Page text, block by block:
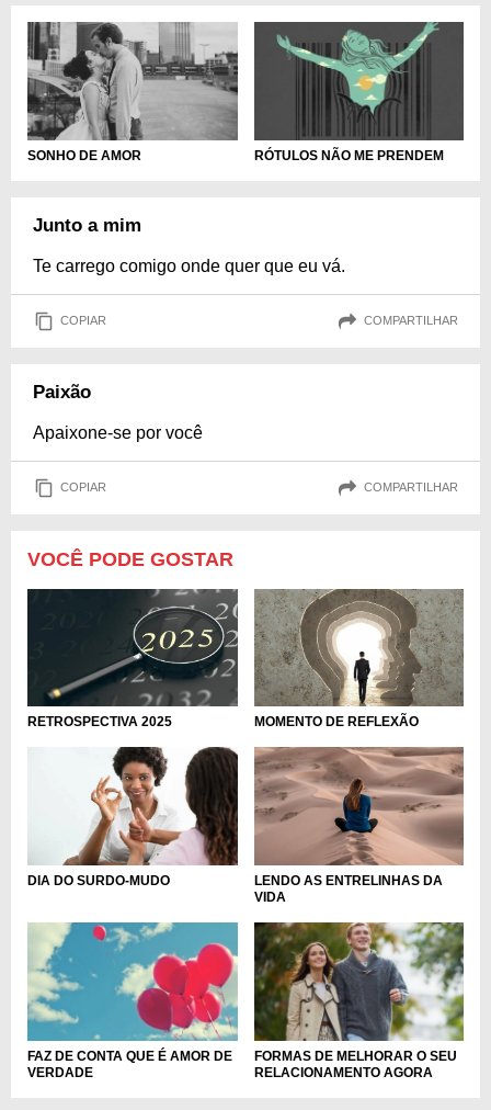
SONHO DE AMOR RÓTULOS NÃO ME PRENDEM
Junto a mim
Te carrego comigo onde quer que eu vá.
COPIAR COMPARTILHAR
Paixão
Apaixone-se por você
COPIAR COMPARTILHAR
VOCÊ PODE GOSTAR
RETROSPECTIVA 2025 MOMENTO DE REFLEXÃO
DIA DO SURDO-MUDO
LENDO AS ENTRELINHAS DA
VIDA
FAZ DE CONTA QUE É AMOR DE
VERDADE
FORMAS DE MELHORAR O SEU
RELACIONAMENTO AGORA